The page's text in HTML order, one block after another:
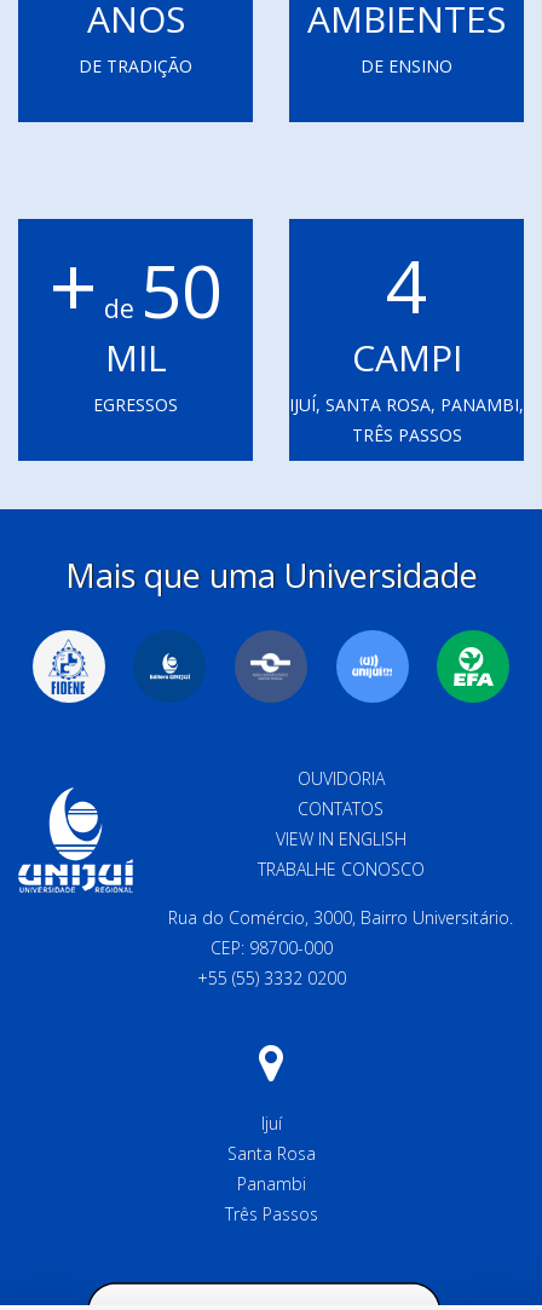
ANOS
DE TRADIÇÃO
AMBIENTES
DE ENSINO
+ de 50
MIL
EGRESSOS
4
CAMPI
IJUÍ, SANTA ROSA, PANAMBI,
TRÊS PASSOS
Mais que uma Universidade
OUVIDORIA
CONTATOS
VIEW IN ENGLISH
TRABALHE CONOSCO
Rua do Comércio, 3000, Bairro Universitário.
CEP: 98700-000
+55 (55) 3332 0200
Ijuí
Santa Rosa
Panambi
Três Passos